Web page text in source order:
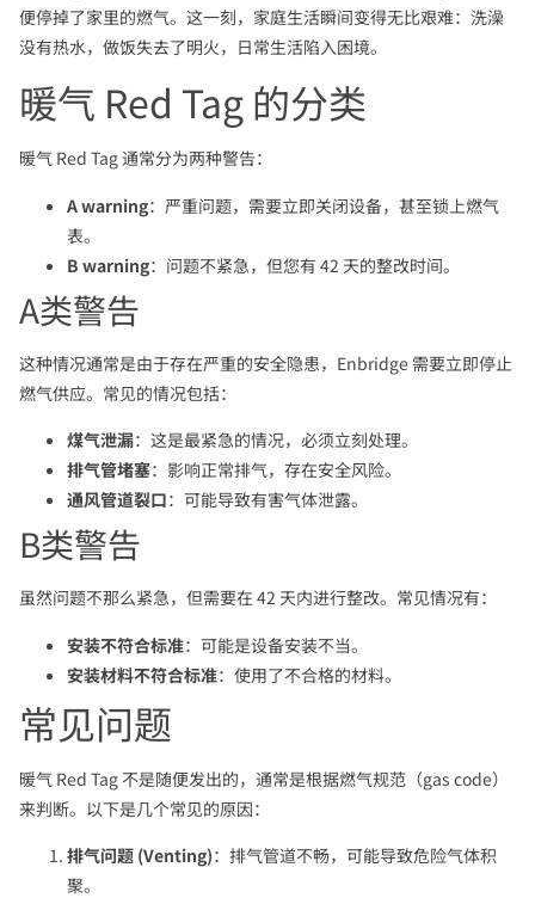
便停掉了家里的燃气。这一刻，家庭生活瞬间变得无比艰难：洗澡
没有热水，做饭失去了明火，日常生活陷入困境。
暖气 Red Tag 的分类
暖气 Red Tag 通常分为两种警告：
A warning：严重问题，需要立即关闭设备，甚至锁上燃气
表。
B warning：问题不紧急，但您有 42 天的整改时间。
A类警告
这种情况通常是由于存在严重的安全隐患，Enbridge 需要立即停止
燃气供应。常见的情况包括：
煤气泄漏：这是最紧急的情况，必须立刻处理。
排气管堵塞：影响正常排气，存在安全风险。
通风管道裂口：可能导致有害气体泄露。
B类警告
虽然问题不那么紧急，但需要在 42 天内进行整改。常见情况有：
安装不符合标准：可能是设备安装不当。
安装材料不符合标准：使用了不合格的材料。
常见问题
暖气 Red Tag 不是随便发出的，通常是根据燃气规范（gas code）
来判断。以下是几个常见的原因：
排气问题 (Venting)：排气管道不畅，可能导致危险气体积
聚。